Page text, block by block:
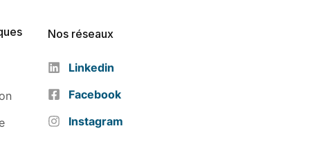
Nos réseaux
Linkedin
Facebook
Instagram